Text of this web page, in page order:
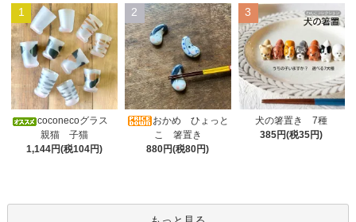
1
coconecoグラス
親猫 子猫
1,144円(税104円)
2
おかめ ひょっと
こ 箸置き
880円(税80円)
3
犬の箸置き 7種
385円(税35円)